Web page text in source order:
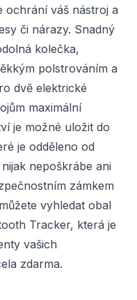
ochrání váš nástroj a
či nárazy. Snadný
kolečka,
polstrováním a
dvě elektrické
maximální
je možné uložit do
je odděleno od
nepoškrábe ani
zámkem
vyhledat obal
Tracker, která je
vašich
zdarma.